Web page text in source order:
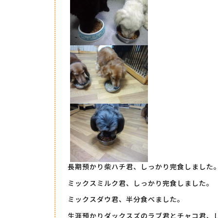
長期預かり柴ハチ君、しっかり完食しました。
ミックスミルク君、しっかり完食しました。
ミックスダウ君、半分食べました。
生涯預かりダックスズのラブ君とチャコ君、